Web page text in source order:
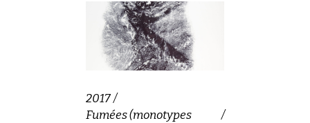
2017
Fumées (monotypes